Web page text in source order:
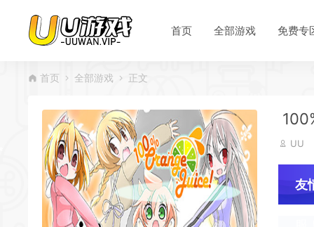
首页 全部游戏 免费专
首页 全部游戏 正文
UU
友
*